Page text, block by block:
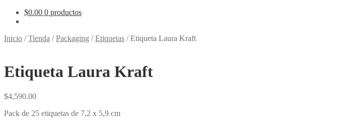
$0.00 0 productos
Inicio /Tienda /Packaging /Etiquetas /Etiqueta Laura Kraft
Etiqueta Laura Kraft
$4,590.00
Pack de 25 etiquetas de 7,2 x 5,9 cm